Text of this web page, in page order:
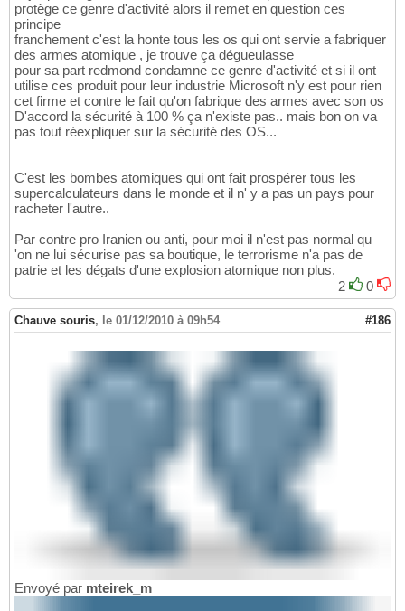
protège ce genre d'activité alors il remet en question ces
principe
franchement c'est la honte tous les os qui ont servie a fabriquer
des armes atomique , je trouve ça dégueulasse
pour sa part redmond condamne ce genre d'activité et si il ont
utilise ces produit pour leur industrie Microsoft n'y est pour rien
cet firme et contre le fait qu'on fabrique des armes avec son os
D'accord la sécurité à 100 % ça n'existe pas.. mais bon on va
pas tout réexpliquer sur la sécurité des OS...
C'est les bombes atomiques qui ont fait prospérer tous les
supercalculateurs dans le monde et il n' y a pas un pays pour
racheter l'autre..
Par contre pro Iranien ou anti, pour moi il n'est pas normal qu
'on ne lui sécurise pas sa boutique, le terrorisme n'a pas de
patrie et les dégats d'une explosion atomique non plus.
2
0
Chauve souris, le 01/12/2010 à 09h54 #186
Envoyé par mteirek_m